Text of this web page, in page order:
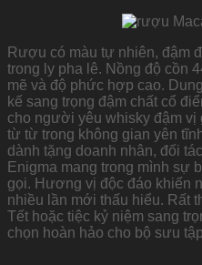
Rượu có màu tự nhiên, đậm
trong ly pha lê. Nồng độ cồn
mẽ và độ phức hợp cao.
kế sang trọng đậm chất cổ
cho người yêu whisky đậm
từ từ trong không gian yên
dành tặng doanh nhân, đối
Enigma mang trong mình sự
gọi. Hương vị độc đáo khiến
nhiều lần mới thấu hiểu. Rất
Tết hoặc tiệc kỷ niệm sang
chọn hoàn hảo cho bộ sưu